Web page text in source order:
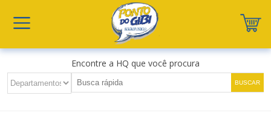
Encontre a HQ que você procura